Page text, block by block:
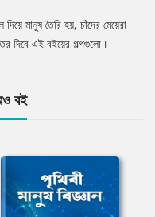
মানুষ তৈরি হয়, চাঁদের মেয়েরা
দিবে এই বইয়ের গল্পগুলো।
বই